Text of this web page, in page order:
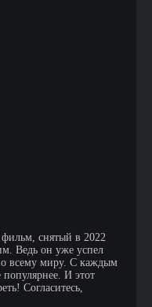
снятый в 2022
Ведь он уже успел
всему миру. С каждым
популярнее. И этот
Согласитесь,